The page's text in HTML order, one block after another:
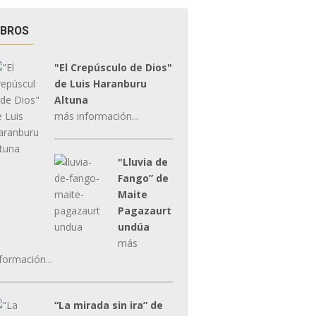
"El Crepúsculo de Dios"
de Luis Haranburu
Altuna
más información...
"Lluvia de
Fango” de
Maite
Pagazaurt
undúa
más
“La mirada sin ira” de